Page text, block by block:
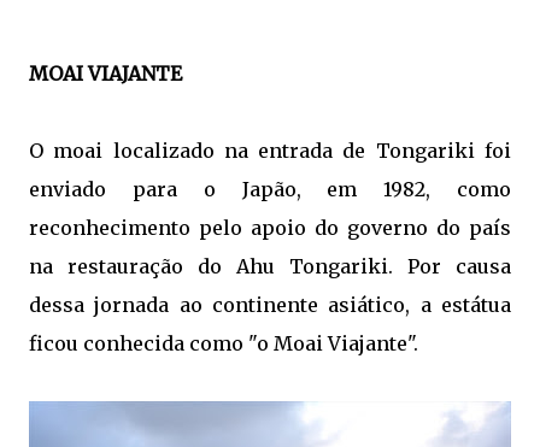
MOAI VIAJANTE
O moai localizado na entrada de Tongariki foi
enviado para o Japão, em 1982, como
reconhecimento pelo apoio do governo do país
na restauração do Ahu Tongariki. Por causa
dessa jornada ao continente asiático, a estátua
ficou conhecida como "o Moai Viajante".